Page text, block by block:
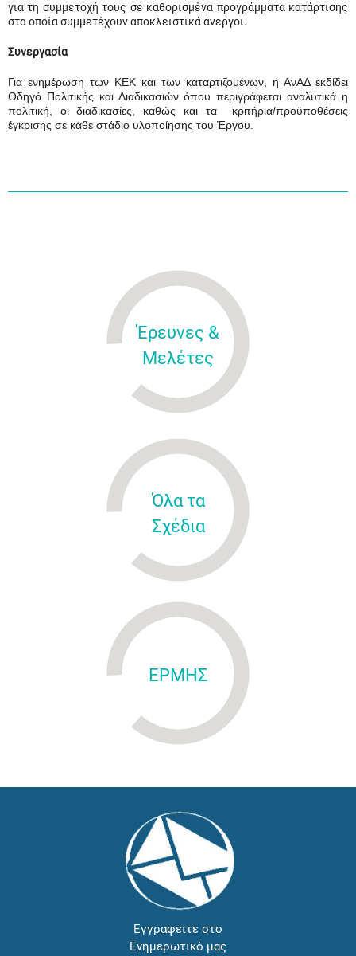
για τη συμμετοχή τους σε καθορισμένα προγράμματα κατάρτισης
στα οποία συμμετέχουν αποκλειστικά άνεργοι.
Συνεργασία
Για ενημέρωση των ΚΕΚ και των καταρτιζομένων, η ΑνΑΔ εκδίδει
Οδηγό Πολιτικής και Διαδικασιών όπου περιγράφεται αναλυτικά η
πολιτική, οι διαδικασίες, καθώς και τα κριτήρια/προϋποθέσεις
έγκρισης σε κάθε στάδιο υλοποίησης του Έργου.
Έρευνες &
Μελέτες
Όλα τα
Σχέδια
ΕΡΜΗΣ
Εγγραφείτε στο
Ενημερωτικό μας